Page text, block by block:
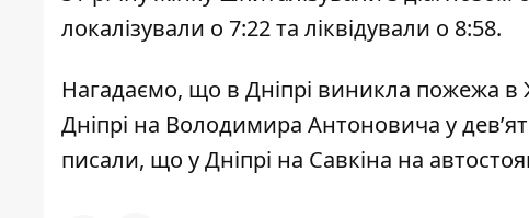
локалізували о 7:22 та ліквідували о 8:58.
Нагадаємо, що в Дніпрі виникла пожежа
Дніпрі на Володимира Антоновича у
писали, що у Дніпрі на Савкіна на